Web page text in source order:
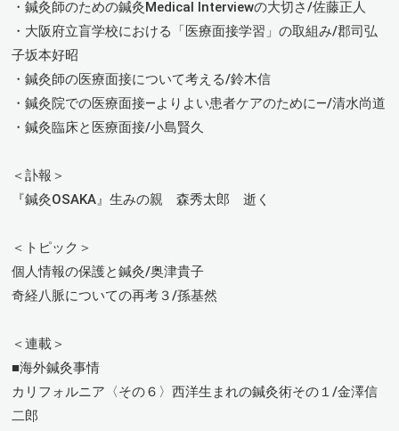
・鍼灸師のための鍼灸Medical Interviewの大切さ/佐藤正人
・大阪府立盲学校における「医療面接学習」の取組み/郡司弘
子坂本好昭
・鍼灸師の医療面接について考える/鈴木信
・鍼灸院での医療面接―よりよい患者ケアのために―/清水尚道
・鍼灸臨床と医療面接/小島賢久
＜訃報＞
『鍼灸OSAKA』生みの親 森秀太郎 逝く
＜トピック＞
個人情報の保護と鍼灸/奥津貴子
奇経八脈についての再考３/孫基然
＜連載＞
■海外鍼灸事情
カリフォルニア〈その６〉西洋生まれの鍼灸術その１/金澤信
二郎